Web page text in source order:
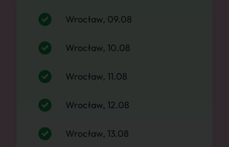
Wrocław, 09.08
Wrocław, 10.08
Wrocław, 11.08
Wrocław, 12.08
Wrocław, 13.08